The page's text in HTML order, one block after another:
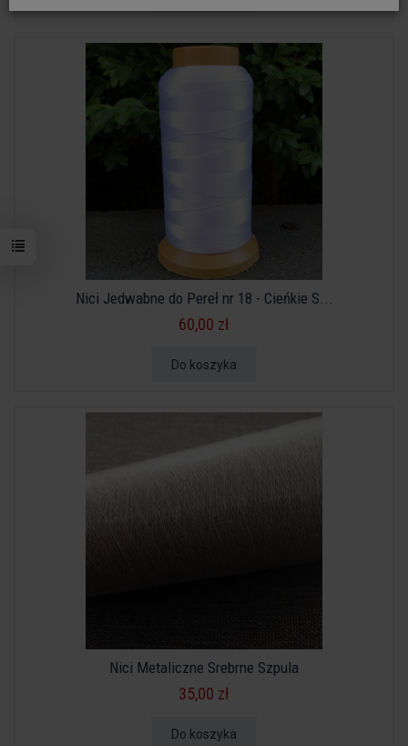
Nici Jedwabne do Pereł nr 18 - Cieńkie S...
60,00 zł
Do koszyka
Nici Metaliczne Srebrne Szpula
35,00 zł
Do koszyka